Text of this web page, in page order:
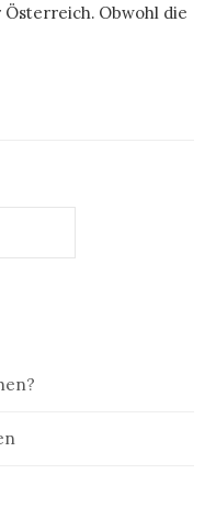
Obwohl die